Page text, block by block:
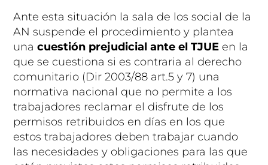
Ante esta situación la sala de los social de la
AN suspende el procedimiento y plantea
unacuestión prejudicial ante el TJUE en la
que se cuestiona si es contraria al derecho
comunitario (Dir 2003/88 art.5 y 7) una
normativa nacional que no permite a los
trabajadores reclamar el disfrute de los
permisos retribuidos en días en los que
estos trabajadores deben trabajar cuando
las necesidades y obligaciones para las que